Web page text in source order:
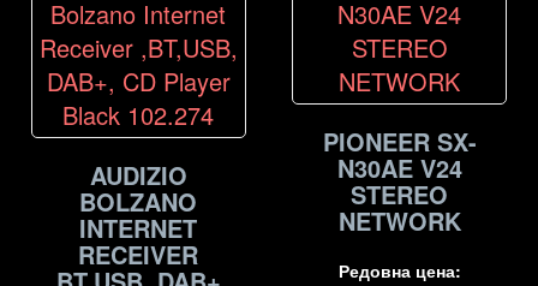
AUDIZIO
BOLZANO
INTERNET
RECEIVER
PIONEER SX-
N30AE V24
STEREO
NETWORK
Редовна цена: